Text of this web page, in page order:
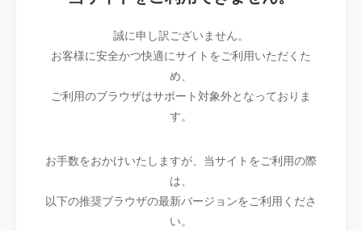
誠に申し訳ございません。
お客様に安全かつ快適にサイトをご利用いただくた
め、
ご利用のブラウザはサポート対象外となっておりま
す。
お手数をおかけいたしますが、当サイトをご利用の際
は、
以下の推奨ブラウザの最新バージョンをご利用くださ
い。